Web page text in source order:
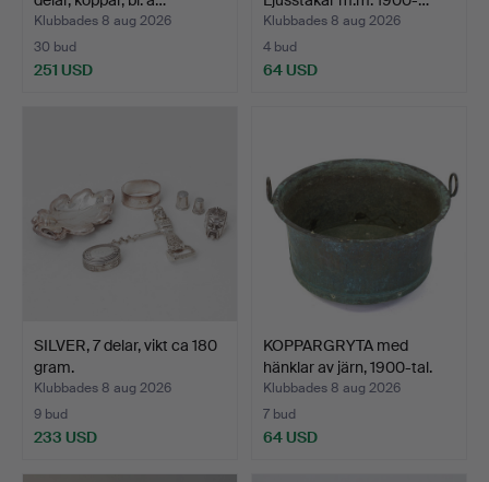
Klubbades 8 aug 2026
30 bud
251 USD
Klubbades 8 aug 2026
4 bud
64 USD
SILVER, 7 delar, vikt ca 180
gram.
Klubbades 8 aug 2026
9 bud
233 USD
KOPPARGRYTA med
hänklar av järn, 1900-tal.
Klubbades 8 aug 2026
7 bud
64 USD